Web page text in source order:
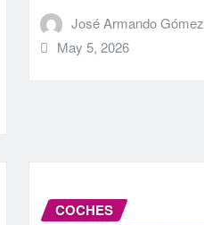
José Armando Gómez
May 5, 2026
COCHES